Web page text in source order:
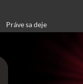
Práve sa deje